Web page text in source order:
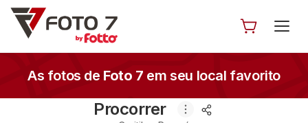
As fotos de Foto 7 em seu local favorito
Procorrer